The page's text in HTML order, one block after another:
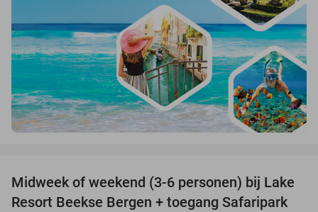
53%
Midweek of weekend (3-6 personen) bij Lake
Resort Beekse Bergen + toegang Safaripark